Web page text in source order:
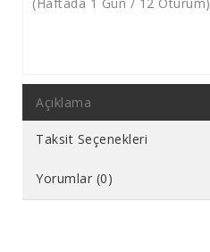
Açıklama
Taksit Seçenekleri
Yorumlar (0)